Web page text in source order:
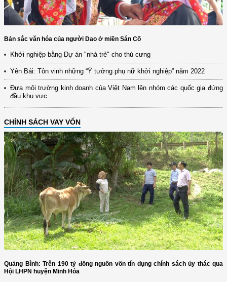
Bản sắc văn hóa của người Dao ở miền Sán Cố
Khởi nghiệp bằng Dự án "nhà trẻ" cho thú cưng
Yên Bái: Tôn vinh những “Ý tưởng phụ nữ khởi nghiệp” năm 2022
Đưa môi trường kinh doanh của Việt Nam lên nhóm các quốc gia đứng
đầu khu vực
CHÍNH SÁCH VAY VỐN
Quảng Bình: Trên 190 tỷ đồng nguồn vốn tín dụng chính sách ủy thác qua
Hội LHPN huyện Minh Hóa